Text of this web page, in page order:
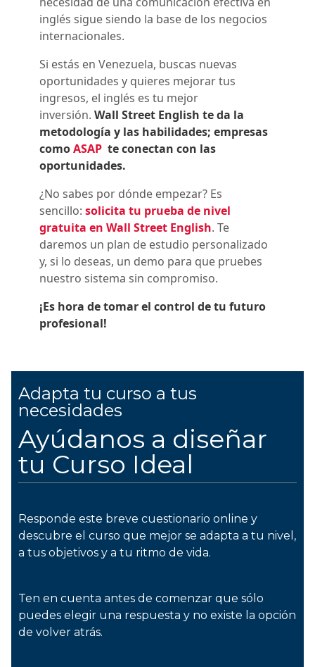
inglés sigue siendo la base de los negocios
internacionales.
Si estás en Venezuela, buscas nuevas
oportunidades y quieres mejorar tus
ingresos, el inglés es tu mejor
inversión. Wall Street English te da la
metodología y las habilidades; empresas
comoASAP te conectan con las
oportunidades.
¿No sabes por dónde empezar? Es
sencillo: solicita tu prueba de nivel
gratuita en Wall Street English. Te
daremos un plan de estudio personalizado
y, si lo deseas, un demo para que pruebes
nuestro sistema sin compromiso.
¡Es hora de tomar el control de tu futuro
profesional!